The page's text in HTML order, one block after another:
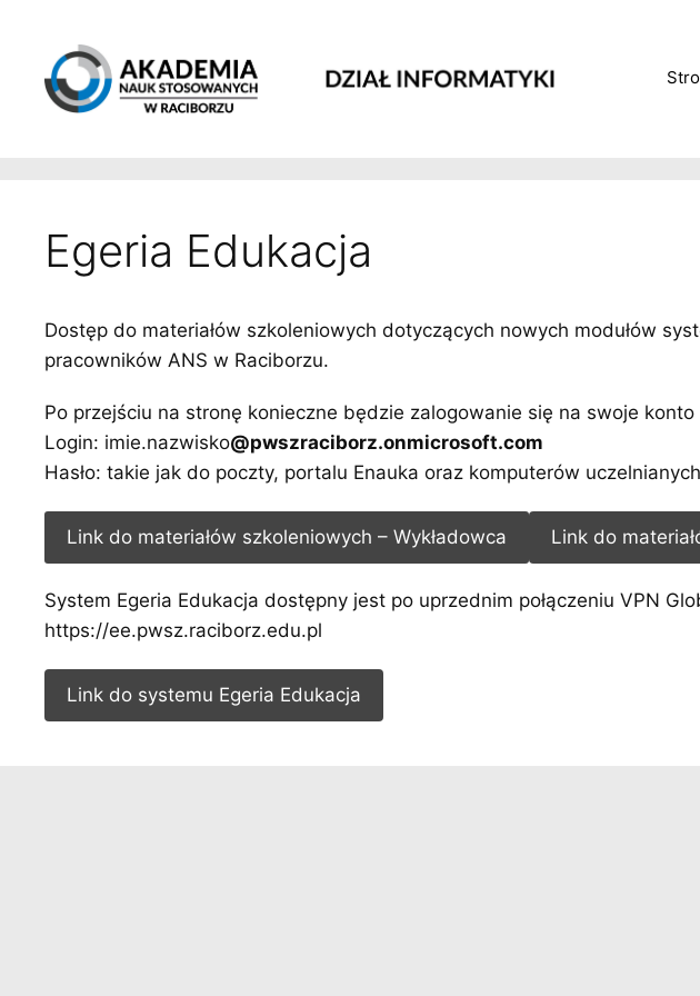
treści
Egeria Edukacja
Dostęp do materiałów szkoleniowych dotyczących nowych modułów
pracowników ANS w Raciborzu.
Po przejściu na stronę konieczne będzie zalogowanie się na swoje
Login: imie.nazwisko@pwszraciborz.onmicrosoft.com
Hasło: takie jak do poczty, portalu Enauka oraz komputerów
Link do materiałów szkoleniowych – Wykładowca Link do
System Egeria Edukacja dostępny jest po uprzednim połączeniu VPN
https://ee.pwsz.raciborz.edu.pl
Link do systemu Egeria Edukacja